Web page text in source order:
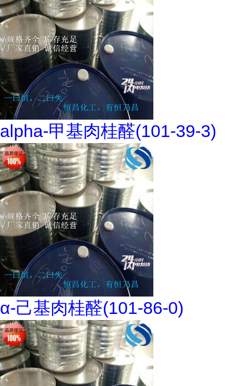
alpha-甲基肉桂醛(101-39-3)
α-己基肉桂醛(101-86-0)